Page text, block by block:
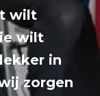
wilt
wilt
in
zorgen